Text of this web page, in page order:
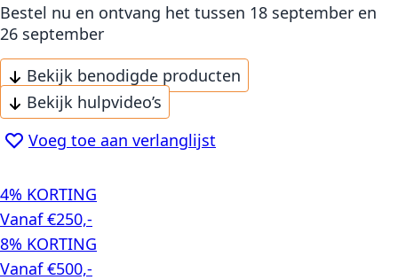
Bestel nu en ontvang het tussen 18 september en
26 september
Bekijk benodigde producten
Bekijk hulpvideo’s
Voeg toe aan verlanglijst
4% KORTING
Vanaf €250,-
8% KORTING
Vanaf €500,-